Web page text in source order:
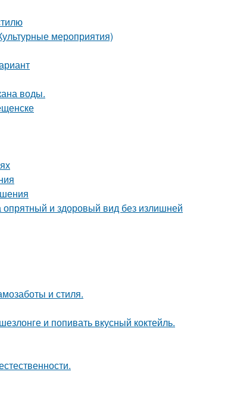
мероприятия)
воды.
и здоровый вид без излишней
и стиля.
и попивать вкусный коктейль.